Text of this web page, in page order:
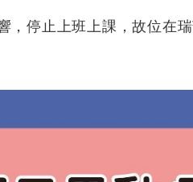
停止上班上課，故位在